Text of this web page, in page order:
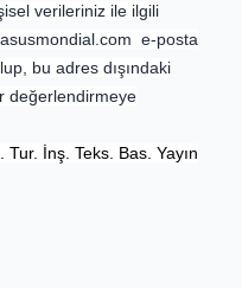
verileriniz ile ilgili
e-posta
bu adres dışındaki
değerlendirmeye
İnş. Teks. Bas. Yayın